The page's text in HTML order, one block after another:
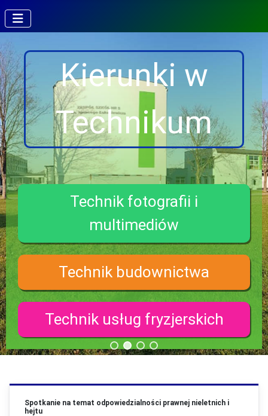
Kierunki w
Technikum
Technik fotografii i
multimediów
Technik budownictwa
Technik usług fryzjerskich
Spotkanie na temat odpowiedzialności prawnej nieletnich i
hejtu